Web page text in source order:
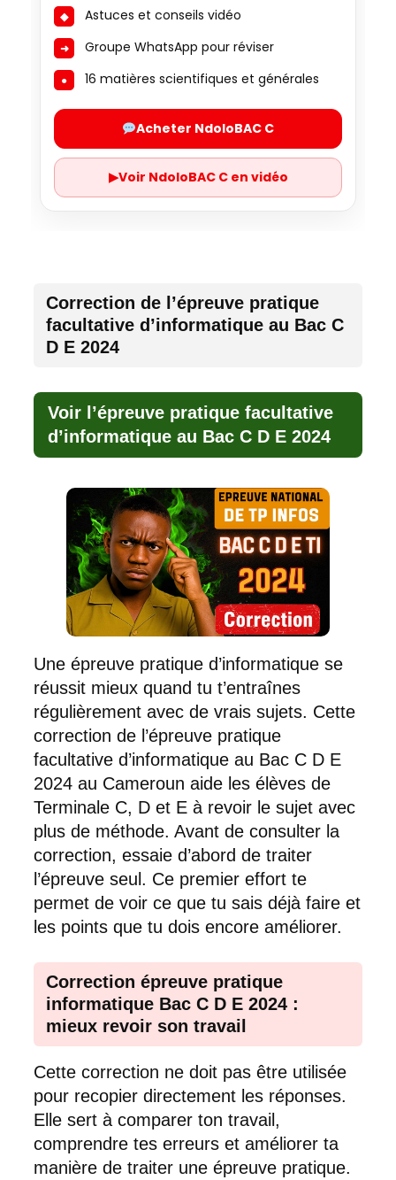
Astuces et conseils vidéo
Groupe WhatsApp pour réviser
16 matières scientifiques et générales
Acheter NdoloBAC C
▶Voir NdoloBAC C en vidéo
Correction de l’épreuve pratique
facultative d’informatique au Bac C
D E 2024
Voir l’épreuve pratique facultative
d’informatique au Bac C D E 2024
Une épreuve pratique d’informatique se
réussit mieux quand tu t’entraînes
régulièrement avec de vrais sujets. Cette
correction de l’épreuve pratique
facultative d’informatique au Bac C D E
2024 au Cameroun aide les élèves de
Terminale C, D et E à revoir le sujet avec
plus de méthode. Avant de consulter la
correction, essaie d’abord de traiter
l’épreuve seul. Ce premier effort te
permet de voir ce que tu sais déjà faire et
les points que tu dois encore améliorer.
Correction épreuve pratique
informatique Bac C D E 2024 :
mieux revoir son travail
Cette correction ne doit pas être utilisée
pour recopier directement les réponses.
Elle sert à comparer ton travail,
comprendre tes erreurs et améliorer ta
manière de traiter une épreuve pratique.